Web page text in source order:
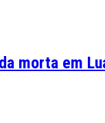
morta em